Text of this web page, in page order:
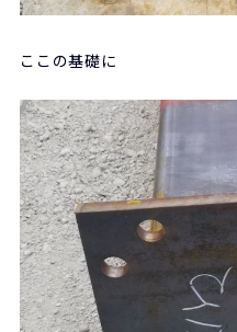
ここの基礎に